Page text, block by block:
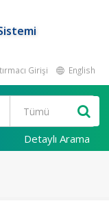
Girişi English
Detaylı Arama